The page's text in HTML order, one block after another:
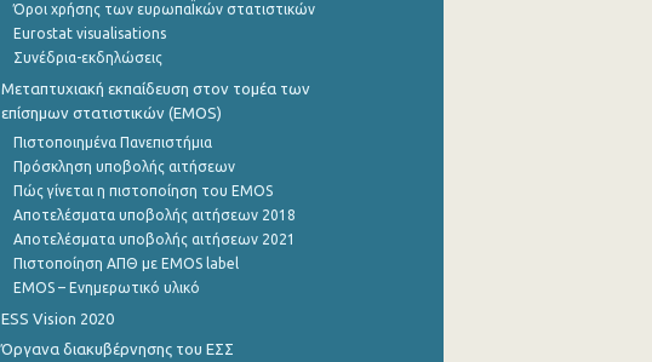
Όροι χρήσης των ευρωπαΪκών στατιστικών
Eurostat visualisations
Συνέδρια-εκδηλώσεις
Μεταπτυχιακή εκπαίδευση στον τομέα των
επίσημων στατιστικών (EMOS)
Πιστοποιημένα Πανεπιστήμια
Πρόσκληση υποβολής αιτήσεων
Πώς γίνεται η πιστοποίηση του EMOS
Αποτελέσματα υποβολής αιτήσεων 2018
Αποτελέσματα υποβολής αιτήσεων 2021
Πιστοποίηση ΑΠΘ με EMOS label
EMOS – Ενημερωτικό υλικό
ESS Vision 2020
Όργανα διακυβέρνησης του ΕΣΣ